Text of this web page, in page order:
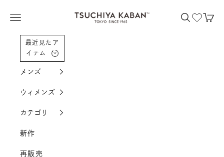
土屋鞄製造所
メニューを開く 検索を開く
カー
最近見たア
イテム
メンズ
ウィメンズ
カテゴリ
新作
再販売